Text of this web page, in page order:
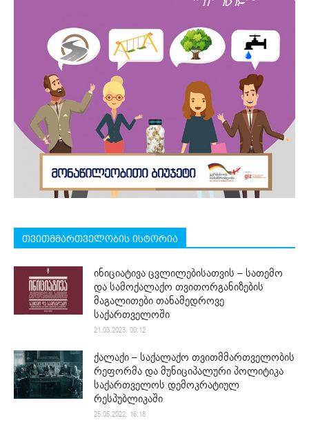
თვითმმართველობის ისტორია
ინიციატივა ცვლილებისათვის – სათემო
და სამოქალაქო თვითორგანიზების
მაგალითები თანამედროვე
საქართველოში
21.03.2023. 00:12
ქალაქი – საქალაქო თვითმმართველობის
რეფორმა და მუნიციპალური პოლიტიკა
საქართველოს დემოკრატიულ
რესპუბლიკაში
25.05.2022. 16:18